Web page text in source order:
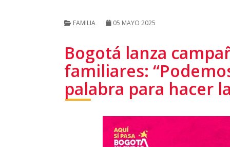
FAMILIA 05 MAYO 2025
Bogotá lanza
familiares:
palabra para hacer